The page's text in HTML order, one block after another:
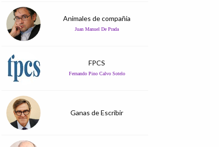
Animales de compañía
Juan Manuel De Prada
FPCS
Fernando Pino Calvo Sotelo
Ganas de Escribir